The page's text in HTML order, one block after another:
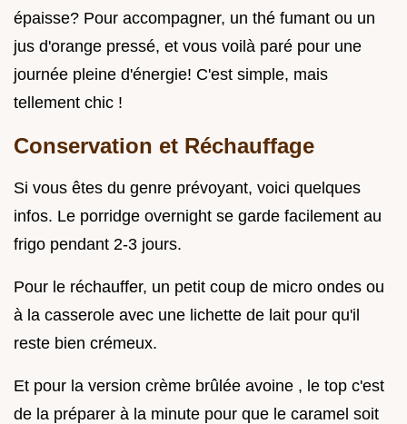
épaisse? Pour accompagner, un thé fumant ou un
jus d'orange pressé, et vous voilà paré pour une
journée pleine d'énergie! C'est simple, mais
tellement chic !
Conservation et Réchauffage
Si vous êtes du genre prévoyant, voici quelques
infos. Le porridge overnight se garde facilement au
frigo pendant 2-3 jours.
Pour le réchauffer, un petit coup de micro ondes ou
à la casserole avec une lichette de lait pour qu'il
reste bien crémeux.
Et pour la version crème brûlée avoine , le top c'est
de la préparer à la minute pour que le caramel soit